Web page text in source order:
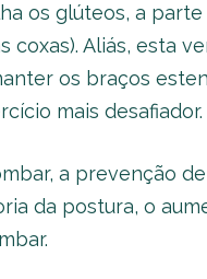
os glúteos, a parte
Aliás, esta
os braços
mais desafiador.
a prevenção
da postura, o